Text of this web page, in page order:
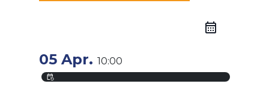
05 Apr. 10:00
event_repeat